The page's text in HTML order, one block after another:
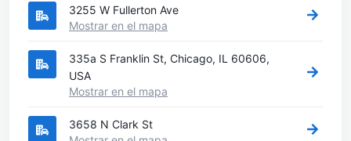
3255 W Fullerton Ave
Mostrar en el mapa
335a S Franklin St, Chicago, IL 60606,
USA
Mostrar en el mapa
3658 N Clark St